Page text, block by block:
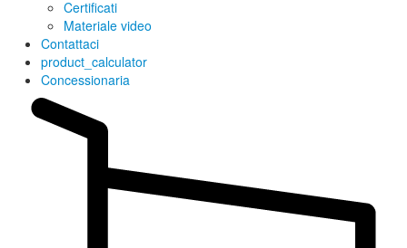
Certificati
Materiale video
Contattaci
product_calculator
Concessionaria